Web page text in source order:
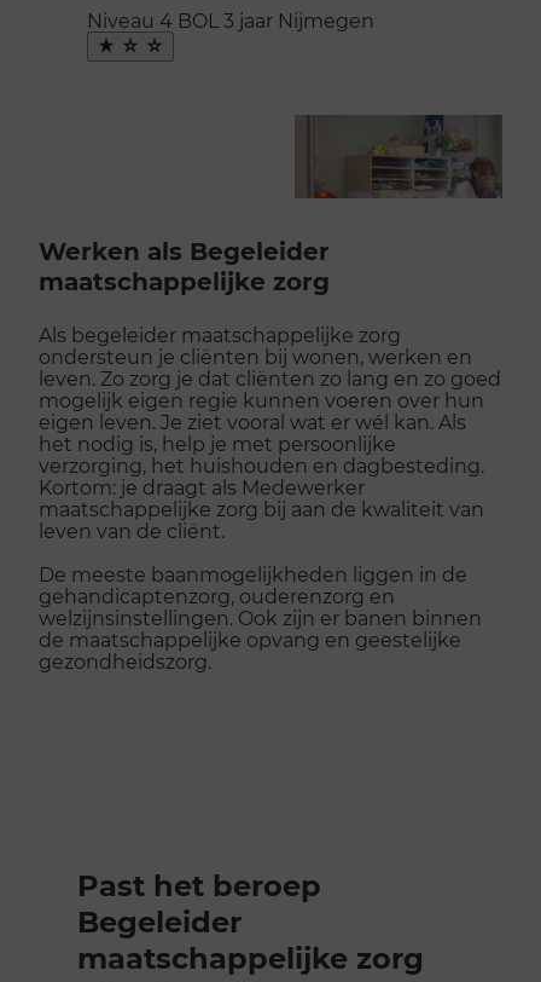
Niveau 4 BOL 3 jaar Nijmegen
Maak
favoriet
Werken als Begeleider
maatschappelijke zorg
Als begeleider maatschappelijke zorg
ondersteun je cliënten bij wonen, werken en
leven. Zo zorg je dat cliënten zo lang en zo goed
mogelijk eigen regie kunnen voeren over hun
eigen leven. Je ziet vooral wat er wél kan. Als
het nodig is, help je met persoonlijke
verzorging, het huishouden en dagbesteding.
Kortom: je draagt als Medewerker
maatschappelijke zorg bij aan de kwaliteit van
leven van de cliënt.
De meeste baanmogelijkheden liggen in de
gehandicaptenzorg, ouderenzorg en
welzijnsinstellingen. Ook zijn er banen binnen
de maatschappelijke opvang en geestelijke
gezondheidszorg.
Past het beroep
Begeleider
maatschappelijke zorg